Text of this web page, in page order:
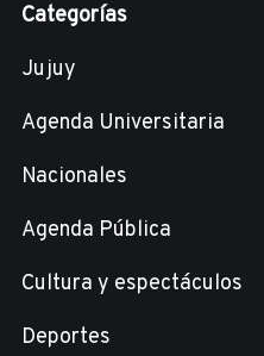
Categorías
Jujuy
Agenda Universitaria
Nacionales
Agenda Pública
Cultura y espectáculos
Deportes